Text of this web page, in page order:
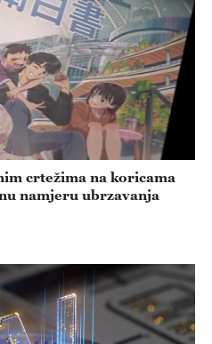
crtežima na koricama
namjeru ubrzavanja